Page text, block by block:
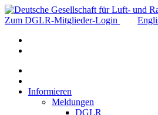
Zum DGLR-Mitglieder-Login
Informieren
Meldungen
DGLR